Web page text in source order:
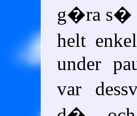
g�ra s�
helt
under
var